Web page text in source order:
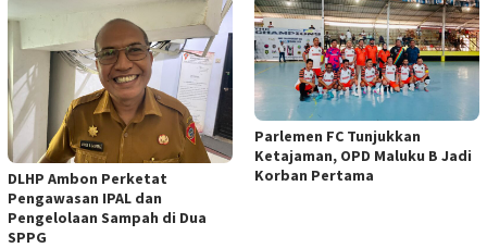
DLHP Ambon Perketat
Pengawasan IPAL dan
Pengelolaan Sampah di Dua
SPPG
Parlemen FC Tunjukkan
Ketajaman, OPD Maluku B Jadi
Korban Pertama